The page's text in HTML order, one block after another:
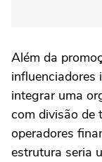
Além da
influenciadores
integrar uma
com divisão de
operadores
estrutura seria